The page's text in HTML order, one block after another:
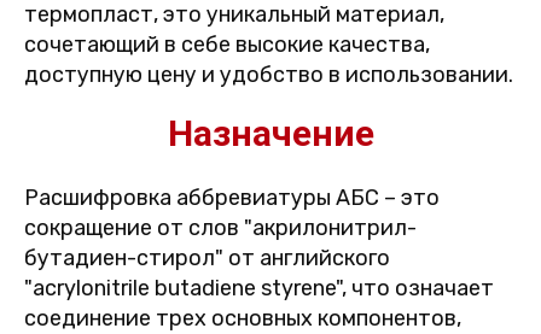
термопласт, это уникальный материал,
сочетающий в себе высокие качества,
доступную цену и удобство в использовании.
Назначение
Расшифровка аббревиатуры АБС – это
сокращение от слов "акрилонитрил-
бутадиен-стирол" от английского
"acrylonitrile butadiene styrene", что означает
соединение трех основных компонентов,